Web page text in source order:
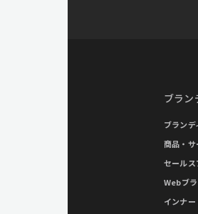
ブラン
ブラン
商品・
セール
Webブ
インナ